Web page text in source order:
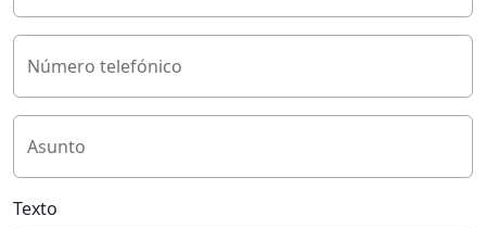
Número telefónico
Asunto
Texto